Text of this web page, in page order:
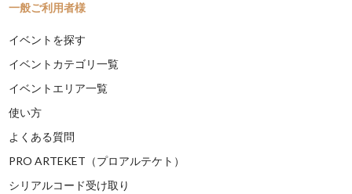
一般ご利用者様
イベントを探す
イベントカテゴリ一覧
イベントエリア一覧
使い方
よくある質問
PRO ARTEKET（プロアルテケト）
シリアルコード受け取り